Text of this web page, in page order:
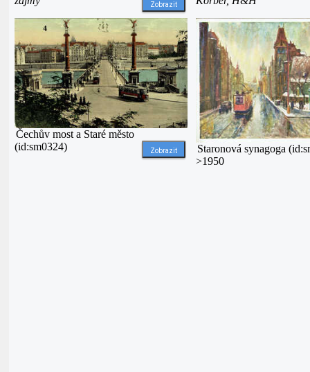
Zobrazit
Čechův most a Staré město
(id:sm0324)
Zobrazit
Staronová synagoga
>1950